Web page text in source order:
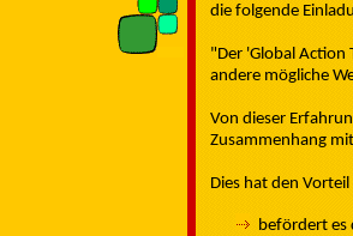
die folgende
"Der 'Global Action
andere mögliche
Von dieser
Zusammenhang
Dies hat den
befördert es